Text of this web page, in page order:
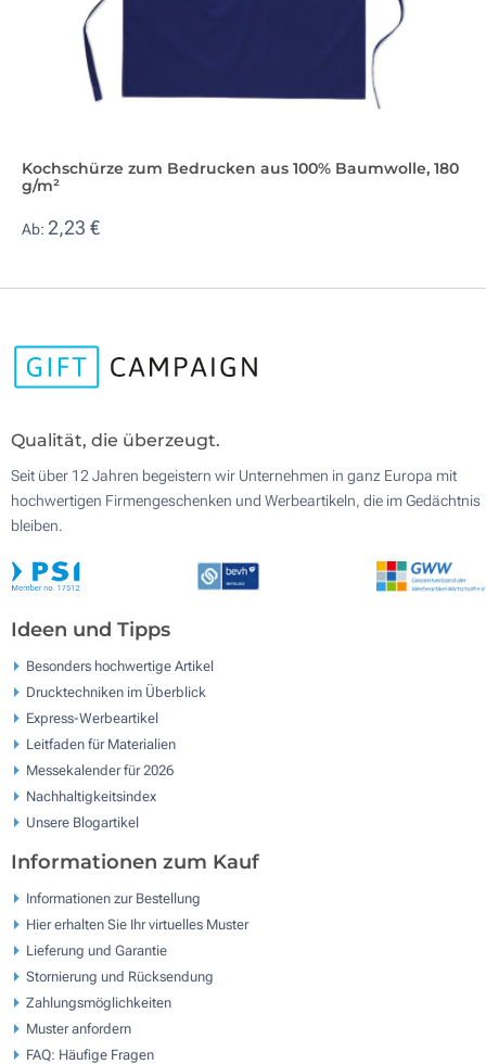
Kochschürze zum Bedrucken aus 100% Baumwolle, 180
g/m²
Ab: 2,23 €
Qualität, die überzeugt.
Seit über 12 Jahren begeistern wir Unternehmen in ganz Europa mit
hochwertigen Firmengeschenken und Werbeartikeln, die im Gedächtnis
bleiben.
Ideen und Tipps
Besonders hochwertige Artikel
Drucktechniken im Überblick
Express-Werbeartikel
Leitfaden für Materialien
Messekalender für 2026
Nachhaltigkeitsindex
Unsere Blogartikel
Informationen zum Kauf
Informationen zur Bestellung
Hier erhalten Sie Ihr virtuelles Muster
Lieferung und Garantie
Stornierung und Rücksendung
Zahlungsmöglichkeiten
Muster anfordern
FAQ: Häufige Fragen